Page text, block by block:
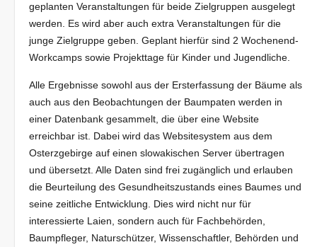
geplanten Veranstaltungen für beide Zielgruppen ausgelegt
werden. Es wird aber auch extra Veranstaltungen für die
junge Zielgruppe geben. Geplant hierfür sind 2 Wochenend-
Workcamps sowie Projekttage für Kinder und Jugendliche.
Alle Ergebnisse sowohl aus der Ersterfassung der Bäume als
auch aus den Beobachtungen der Baumpaten werden in
einer Datenbank gesammelt, die über eine Website
erreichbar ist. Dabei wird das Websitesystem aus dem
Osterzgebirge auf einen slowakischen Server übertragen
und übersetzt. Alle Daten sind frei zugänglich und erlauben
die Beurteilung des Gesundheitszustands eines Baumes und
seine zeitliche Entwicklung. Dies wird nicht nur für
interessierte Laien, sondern auch für Fachbehörden,
Baumpfleger, Naturschützer, Wissenschaftler, Behörden und